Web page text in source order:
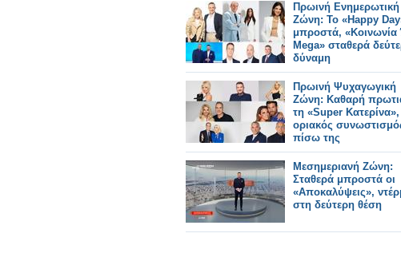
Πρωινή Ενημερωτική
Ζώνη: Το «Happy
μπροστά,
Mega» σταθερά
δύναμη
Πρωινή Ψυχαγωγική
Ζώνη: Καθαρή
τη «Super Κατερίνα»,
οριακός
πίσω της
Μεσημεριανή Ζώνη:
Σταθερά μπροστά οι
«Αποκαλύψεις»,
στη δεύτερη θέση